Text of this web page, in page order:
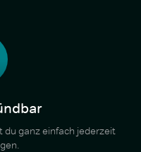
du ganz einfach jederzeit